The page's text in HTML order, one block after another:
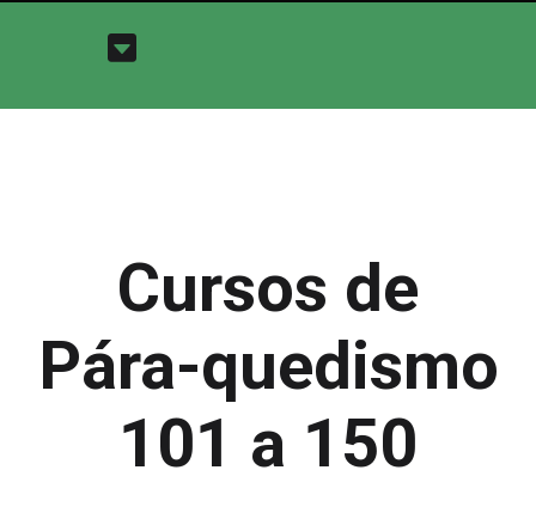
Cursos de
Pára-quedismo
101 a 150